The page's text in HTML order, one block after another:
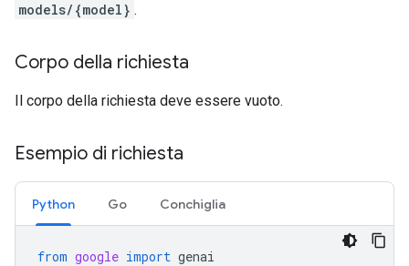
models/{model} .
Corpo della richiesta
Il corpo della richiesta deve essere vuoto.
Esempio di richiesta
Python Go Conchiglia
from google import genai